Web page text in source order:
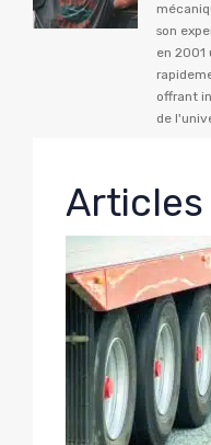
son
en 2001
offrant
de
Articles